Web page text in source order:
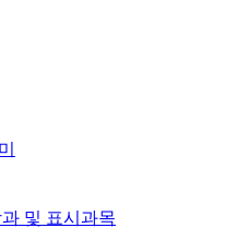
및 표시과목